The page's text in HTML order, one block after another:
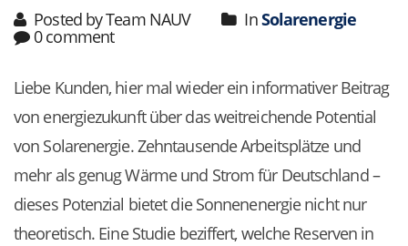
Posted by Team NAUV InSolarenergie
0 comment
Liebe Kunden, hier mal wieder ein informativer Beitrag
von energiezukunft über das weitreichende Potential
von Solarenergie. Zehntausende Arbeitsplätze und
mehr als genug Wärme und Strom für Deutschland –
dieses Potenzial bietet die Sonnenenergie nicht nur
theoretisch. Eine Studie beziffert, welche Reserven in